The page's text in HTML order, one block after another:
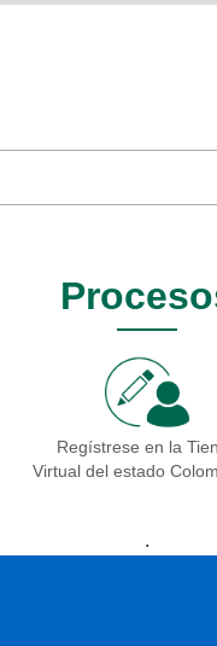
Regístrese en la
Virtual del estado
.